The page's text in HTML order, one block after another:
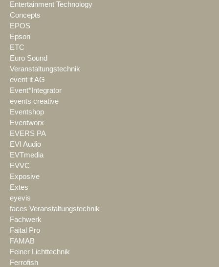
Entertainment Technology
Concepts
EPOS
Epson
ETC
Euro Sound
Veranstaltungstechnik
event it AG
Event*Integrator
events creative
Eventshop
Eventworx
EVERS PA
EVI Audio
EVTmedia
EVVC
Exposive
Extes
eyevis
faces Veranstaltungstechnik
Fachwerk
Faital Pro
FAMAB
Feiner Lichttechnik
Ferrofish